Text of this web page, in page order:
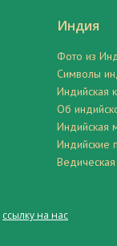
Индия
Фото из
Символы
Индийская
Об
Индийская
Индийские
Ведическая
ссылку на нас